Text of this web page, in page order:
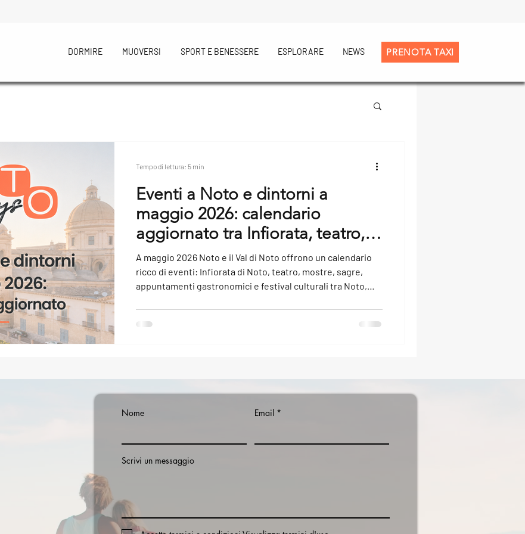
DORMIRE MUOVERSI SPORT E BENESSERE ESPLORARE NEWS PRENOTA TAXI
Eventi a Noto e dintorni a
maggio 2026: calendario
aggiornato tra Infiorata, teatro,
arte, sagre e cultura
A maggio 2026 Noto e il Val di Noto offrono un calendario
ricco di eventi: Infiorata di Noto, teatro, mostre, sagre,
appuntamenti gastronomici e festival culturali tra Noto,
Tempo di lettura: 5 min
Nome Email
Scrivi un messaggio